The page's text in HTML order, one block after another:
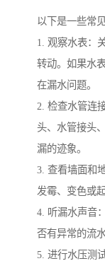
以下是一些常
1. 观察水表：
转动。如果水
在漏水问题。
2. 检查水管连
头、水管接头
漏的迹象。
3. 查看墙面和
发霉、变色或
4. 听漏水声音
否有异常的流
5. 进行水压测